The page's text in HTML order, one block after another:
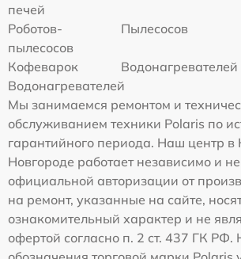
печей
Роботов-
пылесосов
Пылесосов
Кофеварок
Водонагревателей
Водонагревателей
Мы занимаемся ремонтом и
обслуживанием техники Polaris по
гарантийного периода. Наш центр
Новгороде работает независимо и
официальной авторизации от
на ремонт, указанные на сайте,
ознакомительный характер и не
офертой согласно п. 2 ст. 437 ГК РФ.